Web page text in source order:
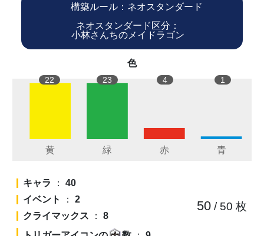
構築ルール：ネオスタンダード
ネオスタンダード区分：
小林さんちのメイドラゴン
色
22 23 4 1
キャラ ： 40
イベント
： 2
クライマックス ： 8
50/ 50 枚